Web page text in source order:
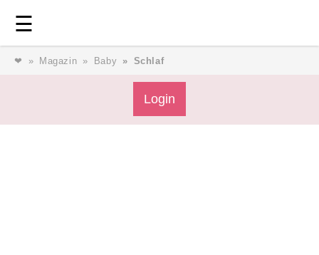
☰
❤ Magazin Baby Schlaf
Login